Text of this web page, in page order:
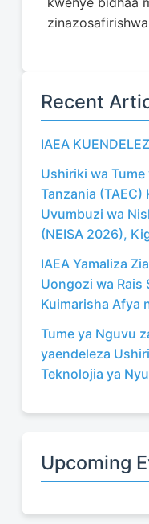
Recent
IAEA
Ushiriki wa
Tanzania
Uvumbuzi wa
(NEISA 2026),
IAEA Yamaliza
Uongozi wa Rais
Kuimarisha Afya
Tume ya Nguvu
yaendeleza
Teknolojia ya
Upcoming